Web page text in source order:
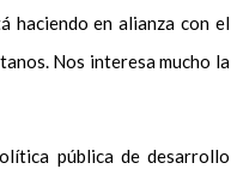
haciendo en alianza con el
Nos interesa mucho la
pública de desarrollo